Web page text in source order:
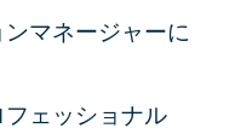
マネージャーに
ェッショナル